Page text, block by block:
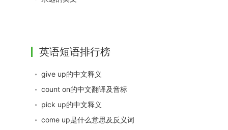
英语短语排行榜
give up的中文释义
count on的中文翻译及音标
pick up的中文释义
come up是什么意思及反义词